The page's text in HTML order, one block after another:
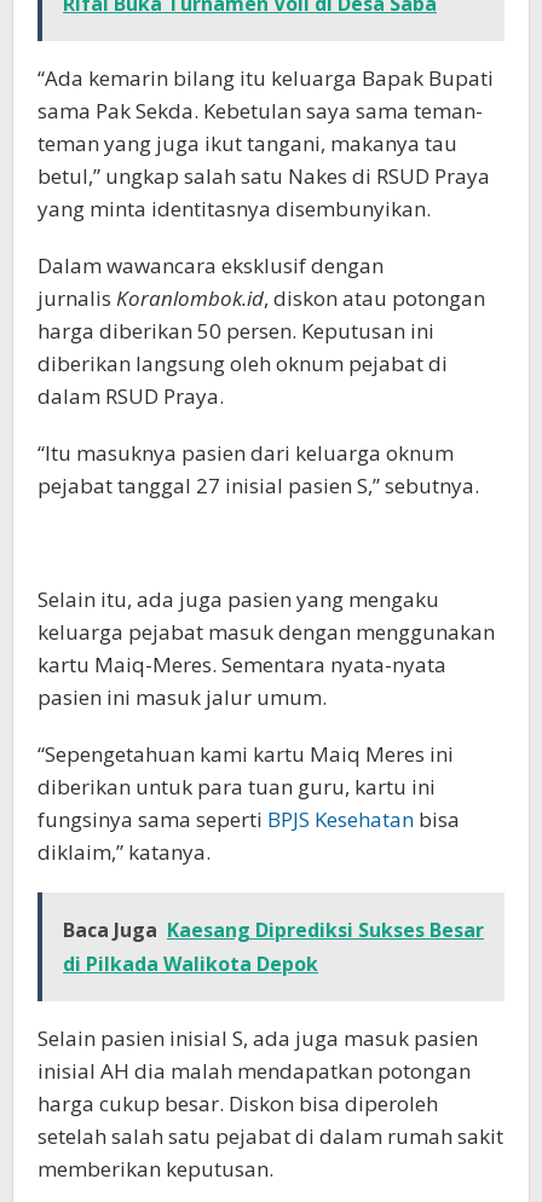
“Ada kemarin bilang itu keluarga Bapak Bupati
sama Pak Sekda. Kebetulan saya sama teman-
teman yang juga ikut tangani, makanya tau
betul,” ungkap salah satu Nakes di RSUD Praya
yang minta identitasnya disembunyikan.
Dalam wawancara eksklusif dengan
jurnalis Koranlombok.id, diskon atau potongan
harga diberikan 50 persen. Keputusan ini
diberikan langsung oleh oknum pejabat di
dalam RSUD Praya.
“Itu masuknya pasien dari keluarga oknum
pejabat tanggal 27 inisial pasien S,” sebutnya.
Selain itu, ada juga pasien yang mengaku
keluarga pejabat masuk dengan menggunakan
kartu Maiq-Meres. Sementara nyata-nyata
pasien ini masuk jalur umum.
“Sepengetahuan kami kartu Maiq Meres ini
diberikan untuk para tuan guru, kartu ini
fungsinya sama seperti BPJS Kesehatan bisa
diklaim,” katanya.
Baca Juga Kaesang Diprediksi Sukses Besar
di Pilkada Walikota Depok
Selain pasien inisial S, ada juga masuk pasien
inisial AH dia malah mendapatkan potongan
harga cukup besar. Diskon bisa diperoleh
setelah salah satu pejabat di dalam rumah sakit
memberikan keputusan.